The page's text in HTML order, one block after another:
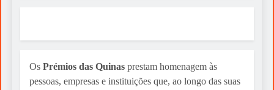
Os Prémios das Quinas prestam homenagem às
pessoas, empresas e instituições que, ao longo das suas